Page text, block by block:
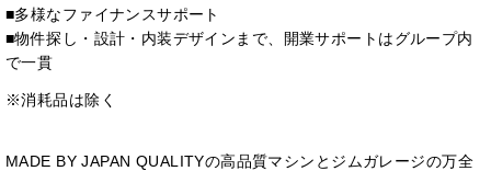
■多様なファイナンスサポート
■物件探し・設計・内装デザインまで、開業サポートはグループ内
で一貫
※消耗品は除く
MADE BY JAPAN QUALITYの高品質マシンとジムガレージの万全